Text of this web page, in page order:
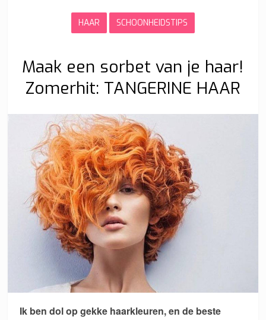
HAAR SCHOONHEIDSTIPS
Maak een sorbet van je haar!
Zomerhit: TANGERINE HAAR
Ik ben dol op gekke haarkleuren, en de beste